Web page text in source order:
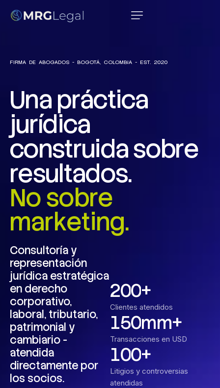
FIRMA DE ABOGADOS - BOGOTÁ, COLOMBIA - EST. 2020
Una práctica
jurídica
construidasobre
resultados.
Nosobre
marketing.
Consultoría y
representación
jurídica estratégica
en derecho
corporativo,
laboral, tributario,
patrimonial y
cambiario -
atendida
directamente por
los socios.
200+
Clientes atendidos
150mm+
Transacciones en USD
100+
Litigios y controversias
atendidas